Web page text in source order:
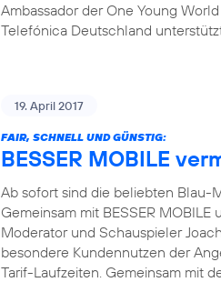
Ambassador der One Young
Telefónica Deutschland
19. April 2017
FAIR, SCHNELL UND GÜNSTIG:
BESSER MOBILE
Ab sofort sind die beliebten Blau-
Gemeinsam mit BESSER
Moderator und Schauspieler
besondere Kundennutzen der
Tarif-Laufzeiten. Gemeinsam mit